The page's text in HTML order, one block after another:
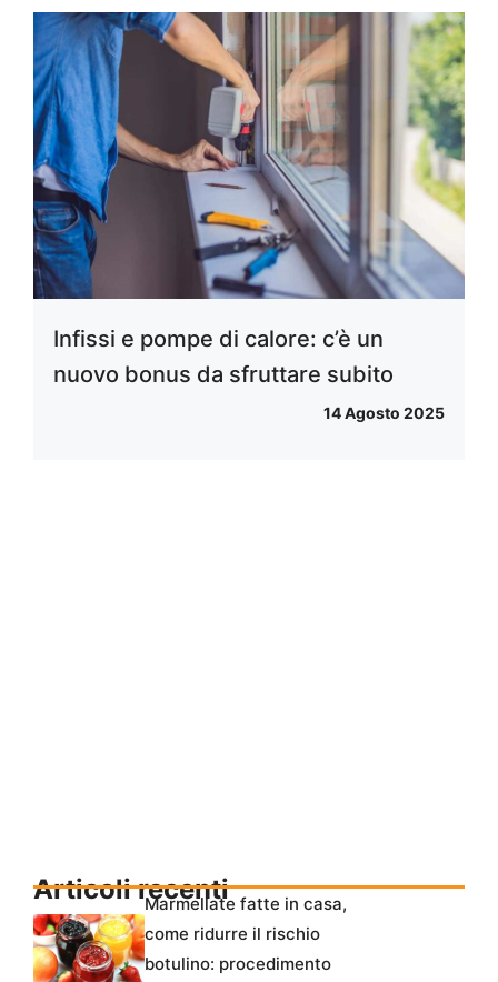
Infissi e pompe di calore: c’è un
nuovo bonus da sfruttare subito
14 Agosto 2025
Articoli recentiMarmellate fatte in casa,
come ridurre il rischio
botulino: procedimento